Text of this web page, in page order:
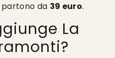
da 39 euro.
La